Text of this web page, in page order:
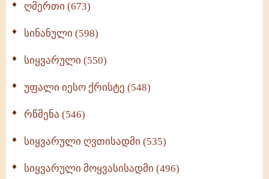
ღმერთი (673)
სინანული (598)
სიყვარული (550)
უფალი იესო ქრისტე (548)
რწმენა (546)
სიყვარული ღვთისადმი (535)
სიყვარული მოყვასისადმი (496)